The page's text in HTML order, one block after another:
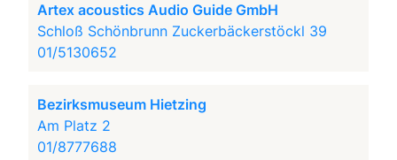
Artex acoustics Audio Guide GmbH
Schloß Schönbrunn Zuckerbäckerstöckl 39
01/5130652
Bezirksmuseum Hietzing
Am Platz 2
01/8777688